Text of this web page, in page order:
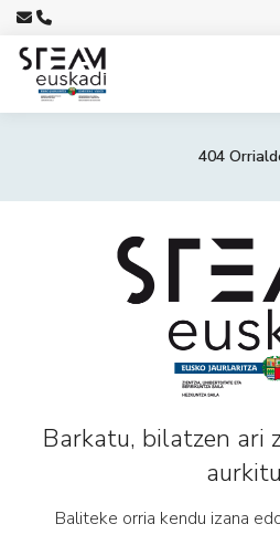
404
Barkatu, bilatzen ari
Baliteke orria kendu izana